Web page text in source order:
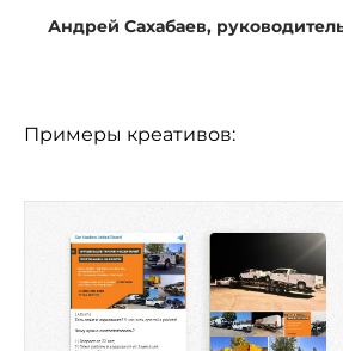
Андрей Сахабаев,
Примеры креативов: